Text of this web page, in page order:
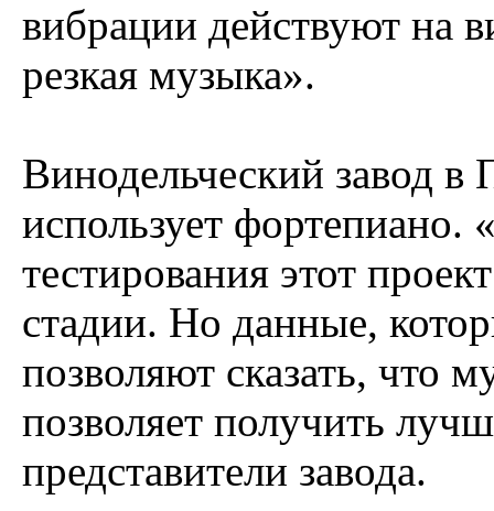
вибрации действуют на
резкая музыка».
Винодельческий завод в
использует фортепиано.
тестирования этот
стадии. Но данные,
позволяют сказать, что
позволяет получить
представители завода.